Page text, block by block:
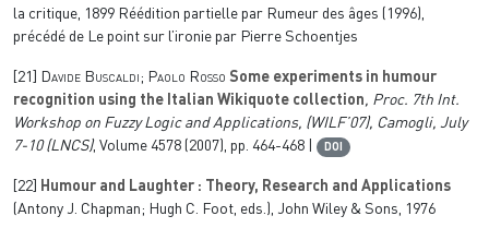
la critique, 1899 Réédition partielle par Rumeur des âges (1996),
précédé de Le point sur l’ironie par Pierre Schoentjes
[21] Davide Buscaldi; Paolo Rosso Some experiments in humour
recognition using the Italian Wikiquote collection, Proc. 7th Int.
Workshop on Fuzzy Logic and Applications, (WILF’07), Camogli, July
7-10(LNCS), Volume 4578 (2007), pp. 464-468 | DOI
[22]
Humour and Laughter : Theory, Research and Applications
(Antony J. Chapman; Hugh C. Foot, eds.), John Wiley & Sons, 1976